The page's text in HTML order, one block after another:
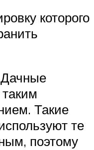
которого
Такие
те
поэтому